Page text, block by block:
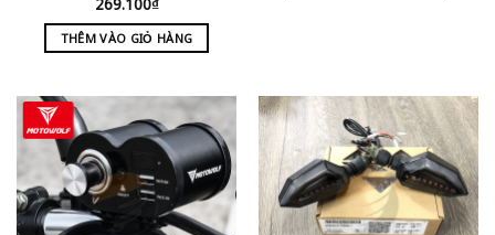
269.100₫
THÊM VÀO GIỎ HÀNG